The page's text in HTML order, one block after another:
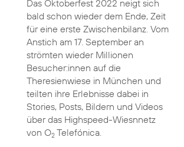
Das Oktoberfest 2022 neigt sich
bald schon wieder dem Ende, Zeit
für eine erste Zwischenbilanz. Vom
Anstich am 17. September an
strömten wieder Millionen
Besucher:innen auf die
Theresienwiese in München und
teilten ihre Erlebnisse dabei in
Stories, Posts, Bildern und Videos
über das Highspeed-Wiesnnetz
von O2Telefónica.